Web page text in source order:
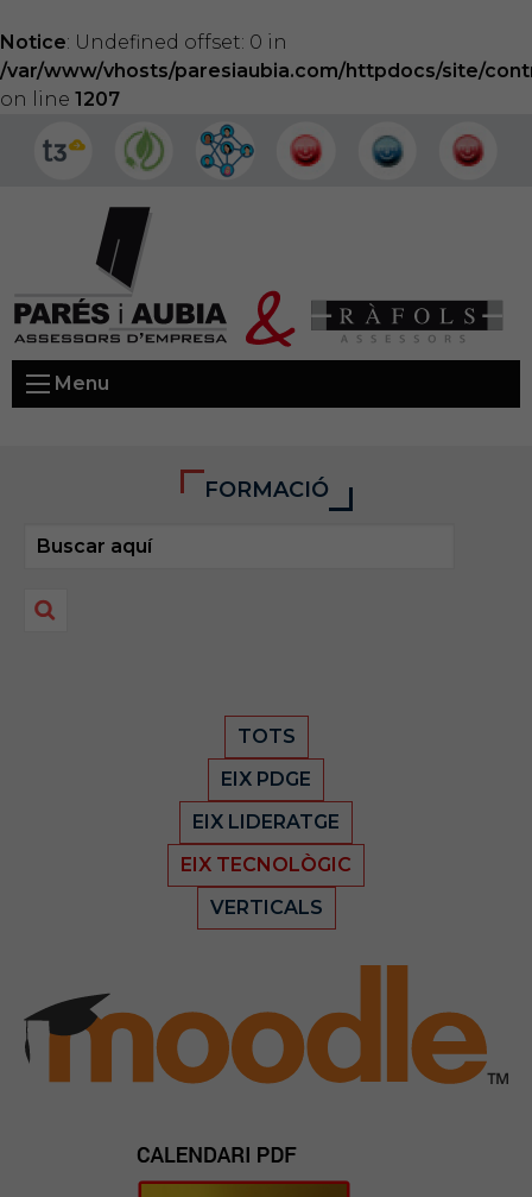
Notice: Undefined offset: 0 in
/var/www/vhosts/paresiaubia.com/httpdocs/site/
on line 1207
Menu
FORMACIÓ
TOTS
EIX PDGE
EIX LIDERATGE
EIX TECNOLÒGIC
VERTICALS